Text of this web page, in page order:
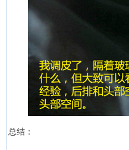
总结：